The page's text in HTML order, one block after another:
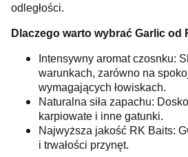
odległości.
Dlaczego warto wybrać Garlic od
Intensywny aromat czosnku:
warunkach, zarówno na
wymagających łowiskach.
Naturalna siła zapachu:
karpiowate i inne gatunki.
Najwyższa jakość RK Baits:
i trwałości przynęt.